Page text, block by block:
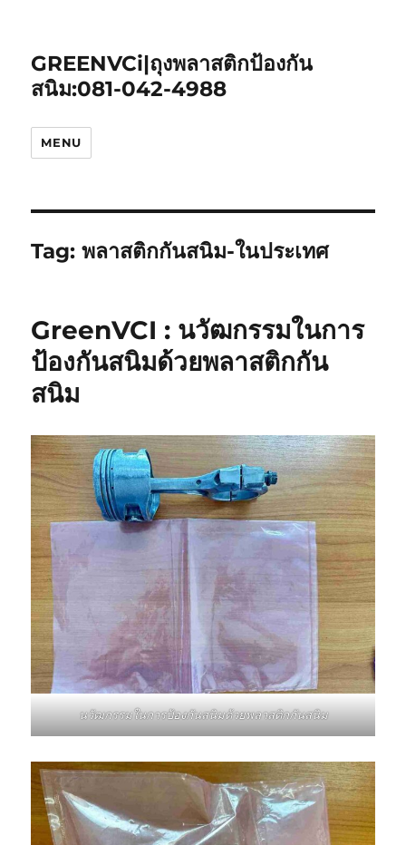
GREENVCi|ถุงพลาสติกป้องกัน
สนิม:081-042-4988
MENU
Tag:พลาสติกกันสนิม-ในประเทศ
GreenVCI : นวัฒกรรมในการ
ป้องกันสนิมด้วยพลาสติกกัน
สนิม
นวัฒกรรมในการป้องกันสนิมด้วยพลาสติกกันสนิม